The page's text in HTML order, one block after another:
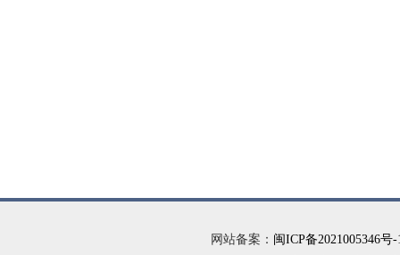
网站备案： 闽ICP备2021005346号-